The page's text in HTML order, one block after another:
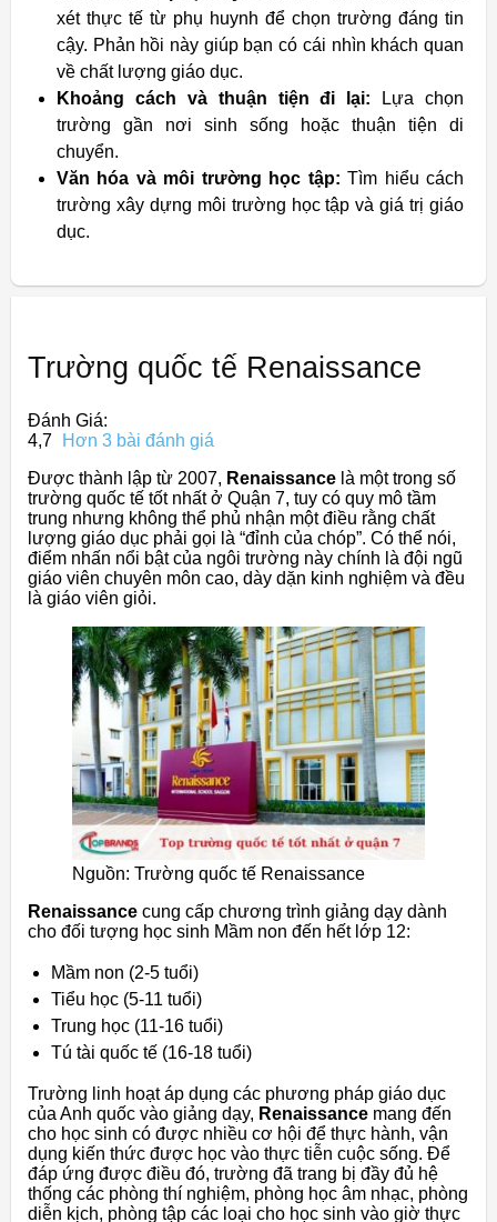
xét thực tế từ phụ huynh để chọn trường đáng tin
cậy. Phản hồi này giúp bạn có cái nhìn khách quan
về chất lượng giáo dục.
Khoảng cách và thuận tiện đi lại: Lựa chọn
trường gần nơi sinh sống hoặc thuận tiện di
chuyển.
Văn hóa và môi trường học tập: Tìm hiểu cách
trường xây dựng môi trường học tập và giá trị giáo
dục.
Trường quốc tế Renaissance
Đánh Giá:
4,7
Hơn 3 bài đánh giá
Được thành lập từ 2007, Renaissance là một trong số
trường quốc tế tốt nhất ở Quận 7, tuy có quy mô tầm
trung nhưng không thể phủ nhận một điều rằng chất
lượng giáo dục phải gọi là “đỉnh của chóp”. Có thể nói,
điểm nhấn nổi bật của ngôi trường này chính là đội ngũ
giáo viên chuyên môn cao, dày dặn kinh nghiệm và đều
là giáo viên giỏi.
Nguồn: Trường quốc tế Renaissance
Renaissance cung cấp chương trình giảng dạy dành
cho đối tượng học sinh Mầm non đến hết lớp 12:
Mầm non (2-5 tuổi)
Tiểu học (5-11 tuổi)
Trung học (11-16 tuổi)
Tú tài quốc tế (16-18 tuổi)
Trường linh hoạt áp dụng các phương pháp giáo dục
của Anh quốc vào giảng dạy, Renaissance mang đến
cho học sinh có được nhiều cơ hội để thực hành, vận
dụng kiến thức được học vào thực tiễn cuộc sống. Để
đáp ứng được điều đó, trường đã trang bị đầy đủ hệ
thống các phòng thí nghiệm, phòng học âm nhạc, phòng
diễn kịch, phòng tập các loại cho học sinh vào giờ thực